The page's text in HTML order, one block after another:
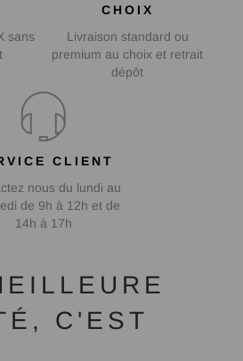
sans
CHOIX
Livraison standard ou
premium au choix et retrait
dépôt
CLIENT
nous du lundi au
de 9h à 12h et de
14h à 17h
C'EST